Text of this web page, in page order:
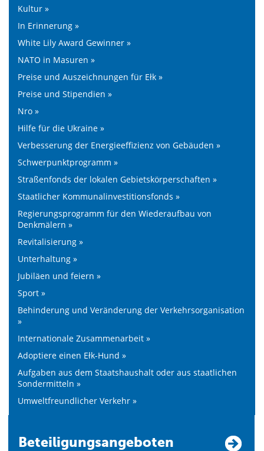
Kultur »
In Erinnerung »
White Lily Award Gewinner »
NATO in Masuren »
Preise und Auszeichnungen für Ełk »
Preise und Stipendien »
Nro »
Hilfe für die Ukraine »
Verbesserung der Energieeffizienz von Gebäuden »
Schwerpunktprogramm »
Straßenfonds der lokalen Gebietskörperschaften »
Staatlicher Kommunalinvestitionsfonds »
Regierungsprogramm für den Wiederaufbau von
Denkmälern »
Revitalisierung »
Unterhaltung »
Jubiläen und feiern »
Sport »
Behinderung und Veränderung der Verkehrsorganisation
»
Internationale Zusammenarbeit »
Adoptiere einen Ełk-Hund »
Aufgaben aus dem Staatshaushalt oder aus staatlichen
Sondermitteln »
Umweltfreundlicher Verkehr »
Beteiligungsangeboten